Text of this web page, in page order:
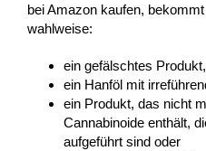
bei Amazon kaufen,
wahlweise:
ein gefälschtes Produkt,
ein Hanföl mit
ein Produkt, das nicht
Cannabinoide enthält,
aufgeführt sind oder